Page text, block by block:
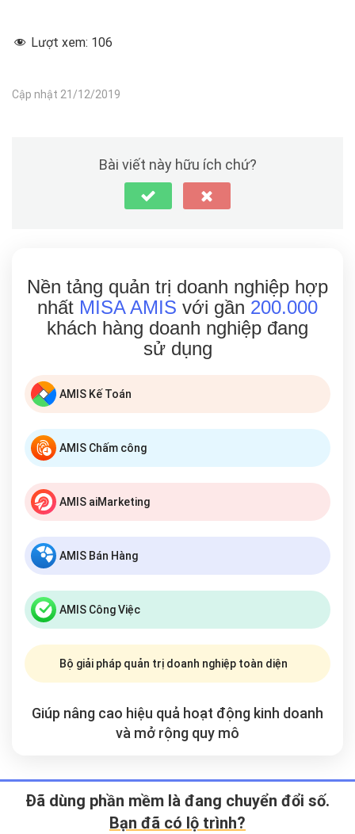
Lượt xem: 106
Cập nhật 21/12/2019
Bài viết này hữu ích chứ?
Nền tảng quản trị doanh nghiệp hợp
nhất MISA AMIS với gần 200.000
khách hàng doanh nghiệp đang
sử dụng
AMIS Kế Toán
AMIS Chấm công
AMIS aiMarketing
AMIS Bán Hàng
AMIS Công Việc
Bộ giải pháp quản trị doanh nghiệp toàn diện
Giúp nâng cao hiệu quả hoạt động kinh doanh
và mở rộng quy mô
Ðã dùng phần mềm là đang chuyển đổi số.
Bạn đã có lộ trình?